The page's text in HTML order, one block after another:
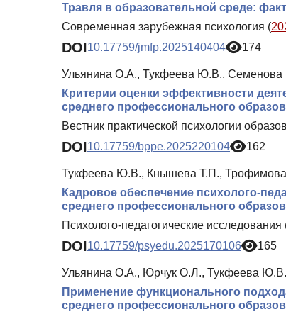
Травля в образовательной среде:
Современная зарубежная психология (
DOI10.17759/jmfp.2025140404 174
Ульянина О.А., Тукфеева Ю.В., Семенова
Критерии оценки эффективности
среднего профессионального
Вестник практической психологии
DOI10.17759/bppe.2025220104 162
Тукфеева Ю.В., Кнышева Т.П.,
Кадровое обеспечение психолого-
среднего профессионального
Психолого-педагогические исследования
DOI10.17759/psyedu.2025170106 165
Ульянина О.А., Юрчук О.Л., Тукфеева
Применение функционального
среднего профессионального